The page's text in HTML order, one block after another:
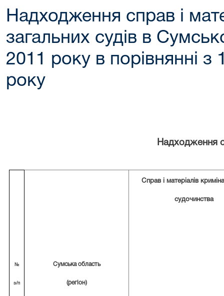
Надходження справ і
загальних судів в
2011 року в порівнянні з
року
Надходження
№
з/п
Сумська область
(регіон)
Справ і матеріалів
судочинства